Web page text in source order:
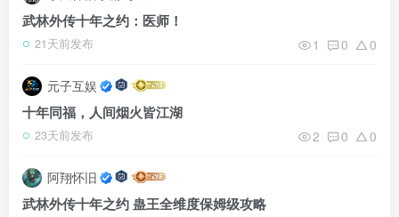
武林外传十年之约：医师！
21天前发布 1 0 0
元子互娱
十年同福，人间烟火皆江湖
23天前发布 2 0 0
阿翔怀旧
武林外传十年之约 蛊王全维度保姆级攻略